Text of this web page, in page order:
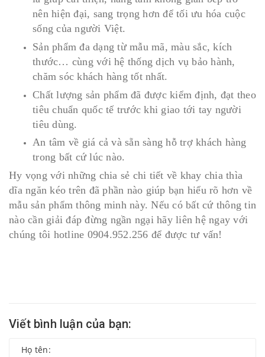
nên hiện đại, sang trọng hơn để tối ưu hóa cuộc
sống của người Việt.
Sản phẩm đa dạng từ mẫu mã, màu sắc, kích
thước… cùng với hệ thống dịch vụ bảo hành,
chăm sóc khách hàng tốt nhất.
Chất lượng sản phẩm đã được kiểm định, đạt theo
tiêu chuẩn quốc tế trước khi giao tới tay người
tiêu dùng.
An tâm về giá cả và sẵn sàng hỗ trợ khách hàng
trong bất cứ lúc nào.
Hy vọng với những chia sẻ chi tiết về khay chia thìa
dĩa ngăn kéo trên đã phần nào giúp bạn hiểu rõ hơn về
mẫu sản phẩm thông minh này. Nếu có bất cứ thông tin
nào cần giải đáp đừng ngần ngại hãy liên hệ ngay với
chúng tôi hotline 0904.952.256 để được tư vấn!
Viết bình luận của bạn: